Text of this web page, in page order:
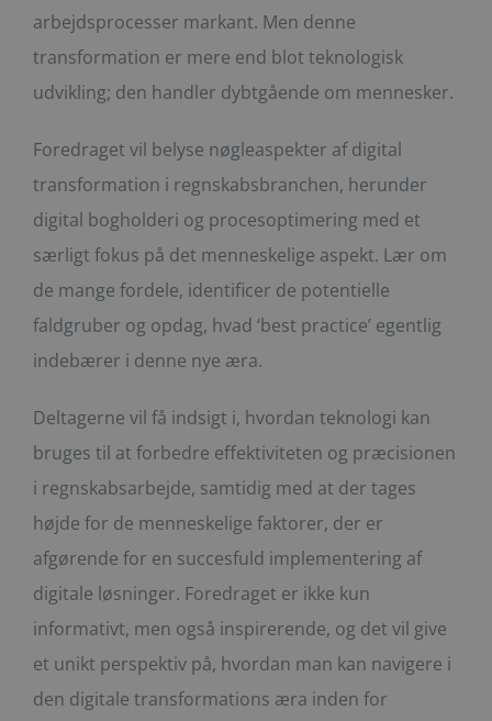
arbejdsprocesser markant. Men denne
transformation er mere end blot teknologisk
udvikling; den handler dybtgående om mennesker.
Foredraget vil belyse nøgleaspekter af digital
transformation i regnskabsbranchen, herunder
digital bogholderi og procesoptimering med et
særligt fokus på det menneskelige aspekt. Lær om
de mange fordele, identificer de potentielle
faldgruber og opdag, hvad ‘best practice’ egentlig
indebærer i denne nye æra.
Deltagerne vil få indsigt i, hvordan teknologi kan
bruges til at forbedre effektiviteten og præcisionen
i regnskabsarbejde, samtidig med at der tages
højde for de menneskelige faktorer, der er
afgørende for en succesfuld implementering af
digitale løsninger. Foredraget er ikke kun
informativt, men også inspirerende, og det vil give
et unikt perspektiv på, hvordan man kan navigere i
den digitale transformations æra inden for